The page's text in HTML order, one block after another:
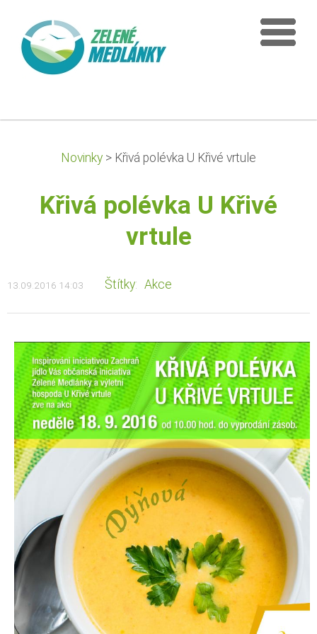
Novinky > Křivá polévka U Křivé vrtule
Křivá polévka U Křivé
vrtule
13.09.2016 14:03 Štítky: Akce